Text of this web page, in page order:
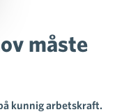
måste
kunnig arbetskraft.